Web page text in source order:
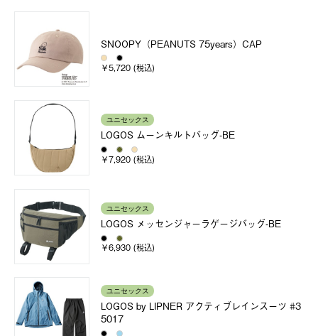
SNOOPY（PEANUTS 75years）CAP
￥5,720 (税込)
ユニセックス
LOGOS ムーンキルトバッグ-BE
￥7,920 (税込)
ユニセックス
LOGOS メッセンジャーラゲージバッグ-BE
￥6,930 (税込)
ユニセックス
LOGOS by LIPNER アクティブレインスーツ #3
5017